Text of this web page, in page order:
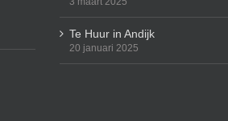
Te Huur in Andijk
20 januari 2025